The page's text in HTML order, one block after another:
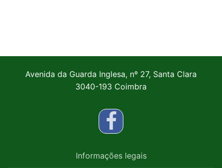
Avenida da Guarda Inglesa, nº 27, Santa Clara
3040-193 Coimbra
Informações legais